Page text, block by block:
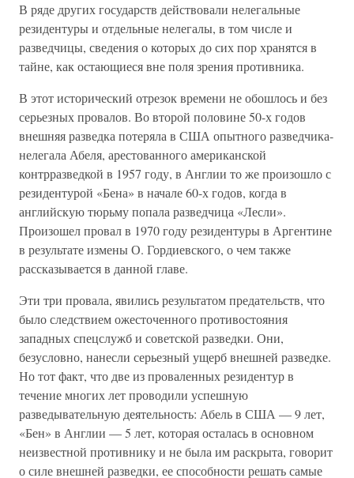
В ряде других государств действовали нелегальные
резидентуры и отдельные нелегалы, в том числе и
разведчицы, сведения о которых до сих пор хранятся в
тайне, как остающиеся вне поля зрения противника.
В этот исторический отрезок времени не обошлось и без
серьезных провалов. Во второй половине 50-х годов
внешняя разведка потеряла в США опытного разведчика-
нелегала Абеля, арестованного американской
контрразведкой в 1957 году, в Англии то же произошло с
резидентурой «Бена» в начале 60-х годов, когда в
английскую тюрьму попала разведчица «Лесли».
Произошел провал в 1970 году резидентуры в Аргентине
в результате измены О. Гордиевского, о чем также
рассказывается в данной главе.
Эти три провала, явились результатом предательств, что
было следствием ожесточенного противостояния
западных спецслужб и советской разведки. Они,
безусловно, нанесли серьезный ущерб внешней разведке.
Но тот факт, что две из проваленных резидентур в
течение многих лет проводили успешную
разведывательную деятельность: Абель в США — 9 лет,
«Бен» в Англии — 5 лет, которая осталась в основном
неизвестной противнику и не была им раскрыта, говорит
о силе внешней разведки, ее способности решать самые